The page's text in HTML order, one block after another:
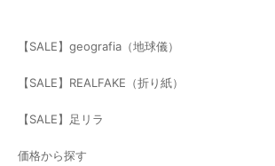
【SALE】geografia（地球儀）
【SALE】REALFAKE（折り紙）
【SALE】足リラ
価格から探す